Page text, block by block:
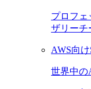
プロフェ
ザリーチ
AWS向け
世界中の